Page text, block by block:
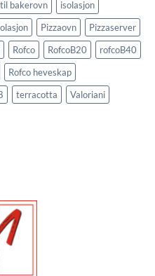
bakerovn
isolasjon
Pizzaovn
Pizzaserver
Rofco RofcoB20
rofcoB40
Rofco heveskap
terracotta
Valoriani